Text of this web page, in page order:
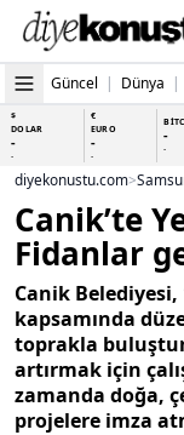
Güncel | Dünya |
$
DOLAR
-
-
€
EURO
-
-
-
-
diyekonustu.com>
Canik’te
Fidanlar
Canik
kapsamında
toprakla
artırmak için
zamanda doğa,
projelere imza